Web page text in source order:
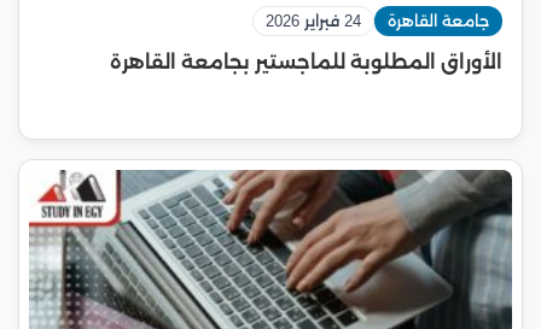
جامعة القاهرة 24 فبراير 2026
الأوراق المطلوبة للماجستير بجامعة القاهرة